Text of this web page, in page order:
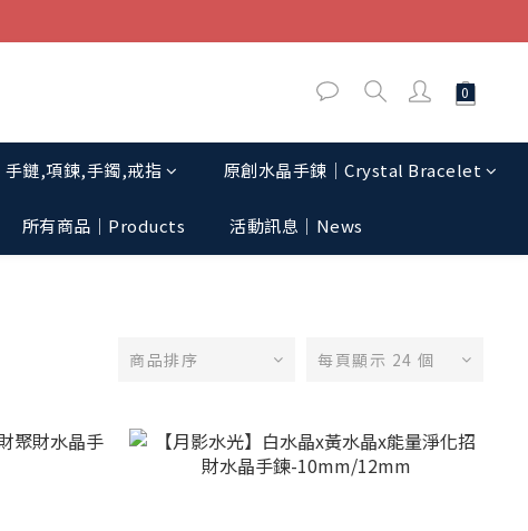
鏈,項鍊,手鐲,戒指 原創水晶手鍊│Crystal Bracelet
所有商品｜Products 活動訊息│News
商品排序 每頁顯示 24 個